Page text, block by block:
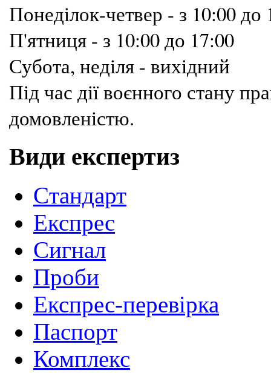
Понеділок-четвер - з 10:00 до
П'ятниця - з 10:00 до 17:00
Субота, неділя - вихідний
Під час дії воєнного стану
домовленістю.
Види експертиз
Cтандарт
Експрес
Сигнал
Проби
Експрес-перевірка
Паспорт
Комплекс